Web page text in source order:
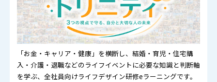
「お金・キャリア・健康」を横断し、結婚・育児・住宅購
入・介護・退職などのライフイベントに必要な知識と判断軸
を学ぶ、全社員向けライフデザイン研修eラーニングです。